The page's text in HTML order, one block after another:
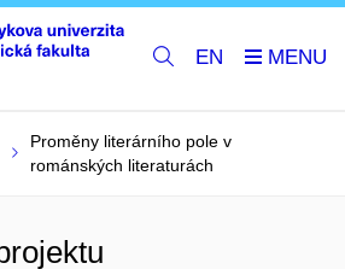
EN
Proměny literárního pole v
románských literaturách